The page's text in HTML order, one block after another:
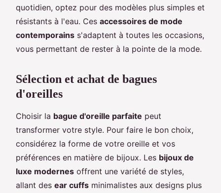
quotidien, optez pour des modèles plus simples et
résistants à l'eau. Ces accessoires de mode
contemporains s'adaptent à toutes les occasions,
vous permettant de rester à la pointe de la mode.
Sélection et achat de bagues
d'oreilles
Choisir la bague d'oreille parfaite peut
transformer votre style. Pour faire le bon choix,
considérez la forme de votre oreille et vos
préférences en matière de bijoux. Les bijoux de
luxe modernes offrent une variété de styles,
allant des ear cuffs minimalistes aux designs plus